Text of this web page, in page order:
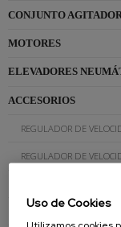
CONJUNTO
MOTORES
ELEVADORES
ACCESORIOS
REGULADOR DE
REGULADOR DE
Uso de Cookies